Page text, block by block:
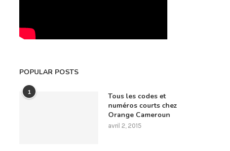
POPULAR POSTS
1
Tous les codes et
numéros courts chez
Orange Cameroun
avril 2, 2015